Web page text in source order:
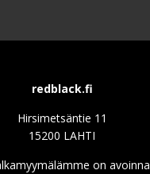
redblack.fi
Hirsimetsäntie 11
15200 LAHTI
on avoinna